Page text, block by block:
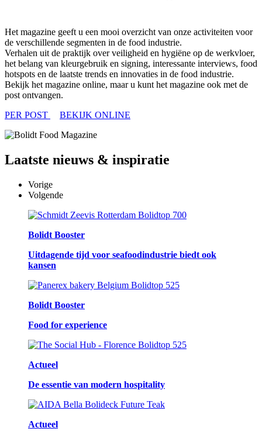
Het magazine geeft u een mooi overzicht van onze activiteiten voor
de verschillende segmenten in de food industrie.
Verhalen uit de praktijk over veiligheid en hygiëne op de werkvloer,
het belang van kleurgebruik en signing, interessante interviews, food
hotspots en de laatste trends en innovaties in de food industrie.
Bekijk het magazine online, maar u kunt het magazine ook met de
post ontvangen.
PER POST
BEKIJK ONLINE
Laatste nieuws & inspiratie
Vorige
Volgende
Bolidt Booster
Uitdagende tijd voor seafoodindustrie biedt ook
kansen
Bolidt Booster
Food for experience
Actueel
De essentie van modern hospitality
Actueel